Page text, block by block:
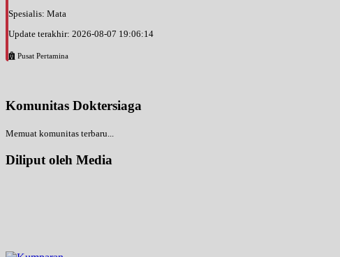
Spesialis: Mata
Update terakhir: 2026-08-07 19:06:14
Pusat Pertamina
Komunitas Doktersiaga
Memuat komunitas terbaru...
Diliput oleh Media